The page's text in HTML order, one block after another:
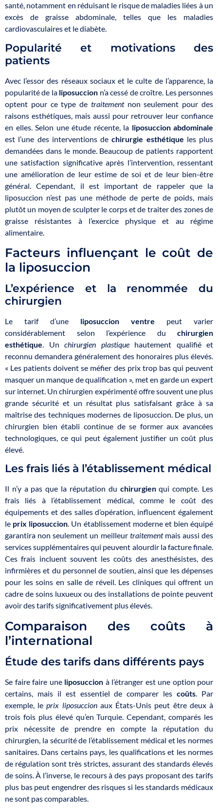
santé, notamment en réduisant le risque de maladies liées à un
excès de graisse abdominale, telles que les maladies
cardiovasculaires et le diabète.
Popularité et motivations des
patients
Avec l’essor des réseaux sociaux et le culte de l’apparence, la
popularité de la liposuccion n’a cessé de croître. Les personnes
optent pour ce type de traitementnon seulement pour des
raisons esthétiques, mais aussi pour retrouver leur confiance
en elles. Selon une étude récente, la liposuccion abdominale
est l’une des interventions dechirurgie esthétique les plus
demandées dans le monde. Beaucoup de patients rapportent
une satisfaction significative après l’intervention, ressentant
une amélioration de leur estime de soi et de leur bien-être
général. Cependant, il est important de rappeler que la
liposuccion n’est pas une méthode de perte de poids, mais
plutôt un moyen de sculpter le corps et de traiter des zones de
graisse résistantes à l’exercice physique et au régime
alimentaire.
Facteurs influençant le coût de
la liposuccion
L’expérience et la renommée du
chirurgien
Le tarif d’une liposuccion ventre peut varier
considérablement selon l’expérience du chirurgien
esthétique. Un chirurgien plastiquehautement qualifié et
reconnu demandera généralement des honoraires plus élevés.
« Les patients doivent se méfier des prix trop bas qui peuvent
masquer un manque de qualification », met en garde un expert
sur internet. Un chirurgien expérimenté offre souvent une plus
grande sécurité et un résultat plus satisfaisant grâce à sa
maîtrise des techniques modernes de liposuccion. De plus, un
chirurgien bien établi continue de se former aux avancées
technologiques, ce qui peut également justifier un coût plus
élevé.
Les frais liés à l’établissement médical
Il n’y a pas que la réputation du chirurgienqui compte. Les
frais liés à l’établissement médical, comme le coût des
équipements et des salles d’opération, influencent également
le prix liposuccion. Un établissement moderne et bien équipé
garantira non seulement un meilleur traitementmais aussi des
services supplémentaires qui peuvent alourdir la facture finale.
Ces frais incluent souvent les coûts des anesthésistes, des
infirmières et du personnel de soutien, ainsi que les dépenses
pour les soins en salle de réveil. Les cliniques qui offrent un
cadre de soins luxueux ou des installations de pointe peuvent
avoir des tarifs significativement plus élevés.
Comparaison des coûts à
l’international
Étude des tarifs dans différents pays
Se faire faire une liposuccion à l’étranger est une option pour
certains, mais il est essentiel de comparer lescoûts. Par
exemple, leprix liposuccionaux États-Unis peut être deux à
trois fois plus élevé qu’en Turquie. Cependant, comparés les
prix nécessite de prendre en compte la réputation du
chirurgien, la sécurité de l’établissement médical et les normes
sanitaires. Dans certains pays, les qualifications et les normes
de régulation sont très strictes, assurant des standards élevés
de soins. À l’inverse, le recours à des pays proposant des tarifs
plus bas peut engendrer des risques si les standards médicaux
ne sont pas comparables.